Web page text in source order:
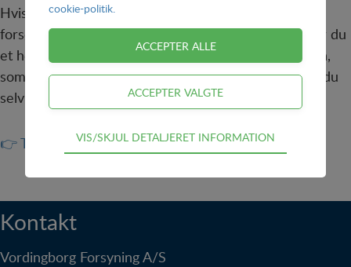
Hvis der opstår planlagte eller akutte driftsstop,
forsøger vi at informere berørte kunder via sms. Har du
et hemmeligt nummer eller bruger en arbejdstelefon,
som ikke er registreret på adressen, anbefaler vi, at du
selv tilmelder dit mobilnummer til vores sms service.
👉 Tilmeld dig sms service
Kontakt
Vordingborg Forsyning A/S
cookie-politik.
Teknisk
Tekniske cookies er nødvendige for hjemmesidens
fravælges.
Statistik-cookies bruges til at optimere design,
VIS/SKJUL DETALJERET INFORMATION